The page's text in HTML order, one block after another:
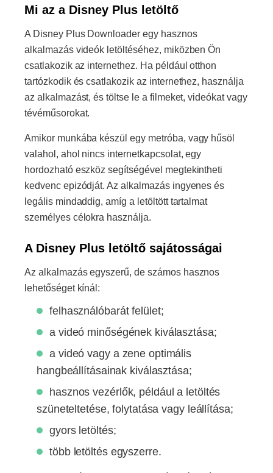
Mi az a Disney Plus letöltő
A Disney Plus Downloader egy hasznos
alkalmazás videók letöltéséhez, miközben Ön
csatlakozik az internethez. Ha például otthon
tartózkodik és csatlakozik az internethez, használja
az alkalmazást, és töltse le a filmeket, videókat vagy
tévéműsorokat.
Amikor munkába készül egy metróba, vagy hűsöl
valahol, ahol nincs internetkapcsolat, egy
hordozható eszköz segítségével megtekintheti
kedvenc epizódját. Az alkalmazás ingyenes és
legális mindaddig, amíg a letöltött tartalmat
személyes célokra használja.
A Disney Plus letöltő sajátosságai
Az alkalmazás egyszerű, de számos hasznos
lehetőséget kínál:
felhasználóbarát felület;
a videó minőségének kiválasztása;
a videó vagy a zene optimális
hangbeállításainak kiválasztása;
hasznos vezérlők, például a letöltés
szüneteltetése, folytatása vagy leállítása;
gyors letöltés;
több letöltés egyszerre.